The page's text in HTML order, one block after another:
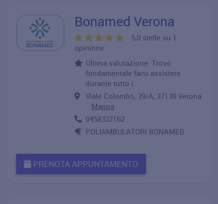
Bonamed Verona
5,0 stelle su 1
opinione
Ultima valutazione: Trovo
fondamentale farsi assistere
durante tutto i..
Viale Colombo, 39/A, 37138 Verona
Mappa
0458322162
POLIAMBULATORI BONAMED
PRENOTA APPUNTAMENTO